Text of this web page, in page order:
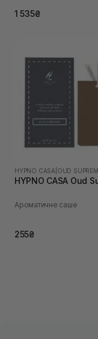
1 535₴
HYPNO CASA OUD
HYPNO CASA Oud
Ароматичне саше
255₴